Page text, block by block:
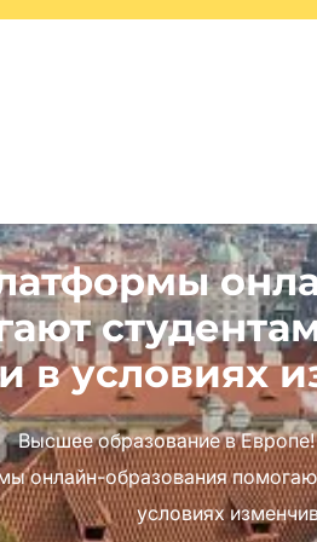
в условиях
Высшее образование в Европе!
онлайн-образования
условиях